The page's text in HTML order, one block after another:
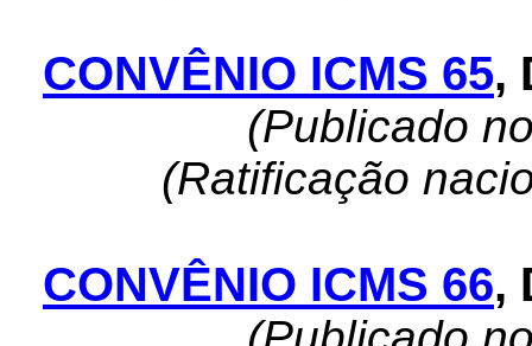
CONVÊNIO ICMS 65,
(Publicado
(Ratificação
CONVÊNIO ICMS 66,